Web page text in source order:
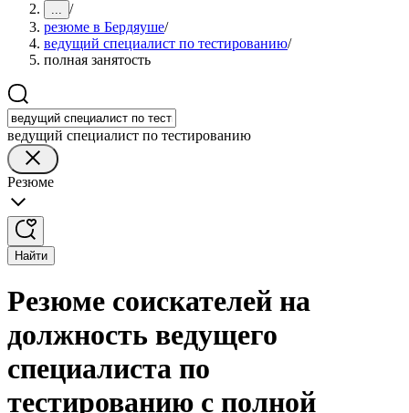
... /
резюме в Бердяуше/
ведущий специалист по тестированию/
полная занятость
ведущий специалист по тестированию
Резюме
Найти
Резюме соискателей на
должность ведущего
специалиста по
тестированию с полной